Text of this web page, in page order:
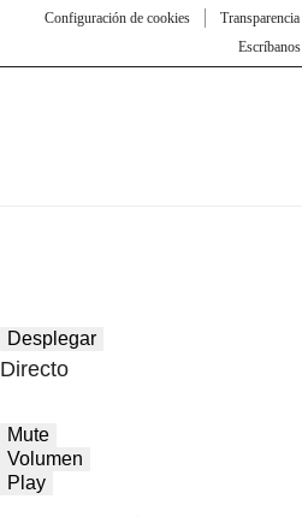
Configuración de cookies
Transparencia
Escríbanos
Desplegar
Directo
Mute
Volumen
Play